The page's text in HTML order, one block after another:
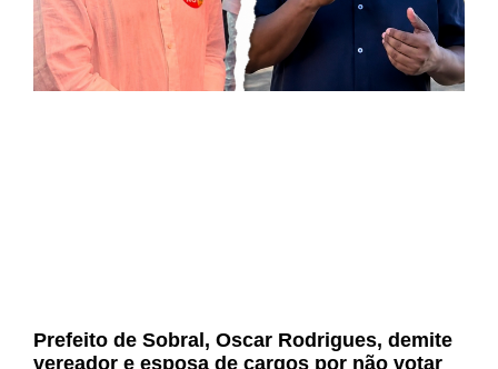
Prefeito de Sobral, Oscar Rodrigues, demite
vereador e esposa de cargos por não votar